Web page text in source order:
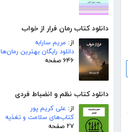
دانلود کتاب رمان فرار از خواب
از: مریم سارابه
دانلود رایگان بهترین رمان‌ها
۶۴۶ صفحه
دانلود کتاب نظم و انضباط فردی
از: علی کریم پور
کتاب‌های سلامت و تغذیه
۲۷ صفحه